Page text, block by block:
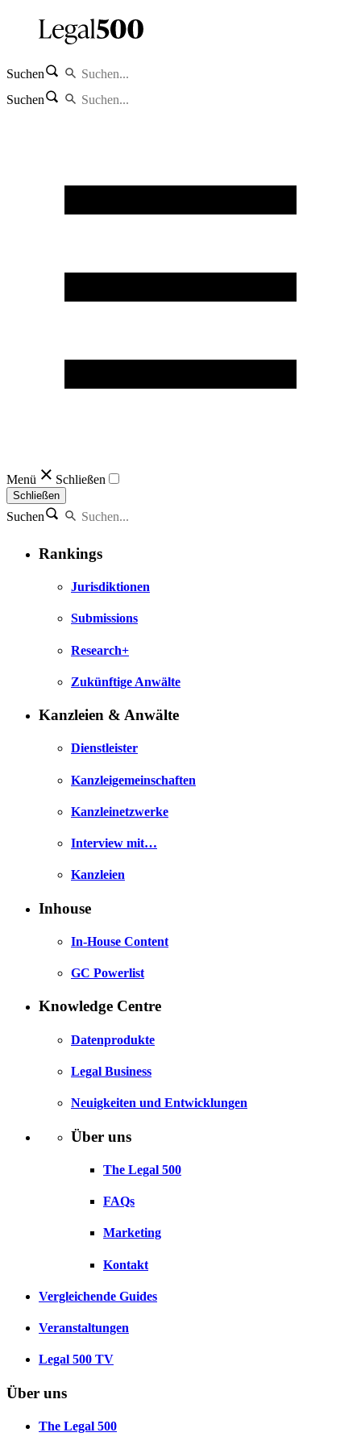
Suchen
Suchen
Menü Schließen
Schließen
Suchen
Rankings
Jurisdiktionen
Submissions
Research+
Zukünftige Anwälte
Kanzleien & Anwälte
Dienstleister
Kanzleigemeinschaften
Kanzleinetzwerke
Interview mit…
Kanzleien
Inhouse
In-House Content
GC Powerlist
Knowledge Centre
Datenprodukte
Legal Business
Neuigkeiten und Entwicklungen
Über uns
The Legal 500
FAQs
Marketing
Kontakt
Vergleichende Guides
Veranstaltungen
Legal 500 TV
Über uns
The Legal 500